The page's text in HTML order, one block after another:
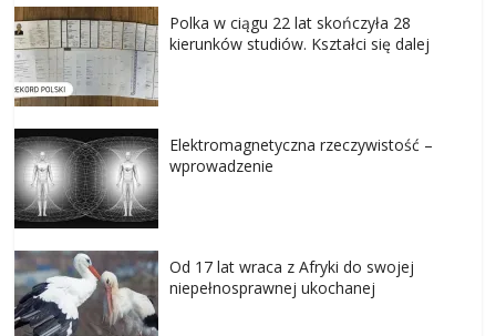
Polka w ciągu 22 lat skończyła 28
kierunków studiów. Kształci się dalej
Elektromagnetyczna rzeczywistość –
wprowadzenie
Od 17 lat wraca z Afryki do swojej
niepełnosprawnej ukochanej